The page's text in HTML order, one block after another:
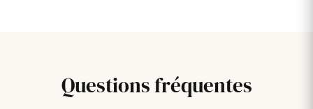
Questionsfréquentes